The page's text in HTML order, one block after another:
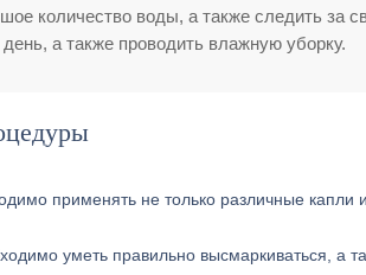
количество воды, а также следить за
день, а также проводить влажную уборку.
применять не только различные капли
уметь правильно высмаркиваться, а